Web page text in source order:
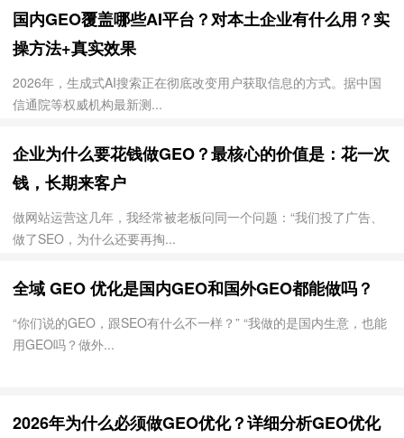
国内GEO覆盖哪些AI平台？对本土企业有什么用？实
操方法+真实效果
2026年，生成式AI搜索正在彻底改变用户获取信息的方式。据中国
信通院等权威机构最新测...
企业为什么要花钱做GEO？最核心的价值是：花一次
钱，长期来客户
做网站运营这几年，我经常被老板问同一个问题：“我们投了广告、
做了SEO，为什么还要再掏...
全域 GEO 优化是国内GEO和国外GEO都能做吗？
“你们说的GEO，跟SEO有什么不一样？” “我做的是国内生意，也能
用GEO吗？做外...
2026年为什么必须做GEO优化？详细分析GEO优化